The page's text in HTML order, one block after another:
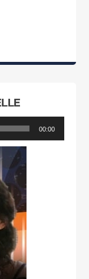
00:00